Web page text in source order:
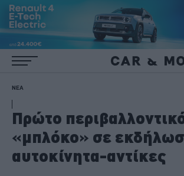
ΝΕΑ
Πρώτο
«μπλόκο» σε
αυτοκίνητα-αντίκες